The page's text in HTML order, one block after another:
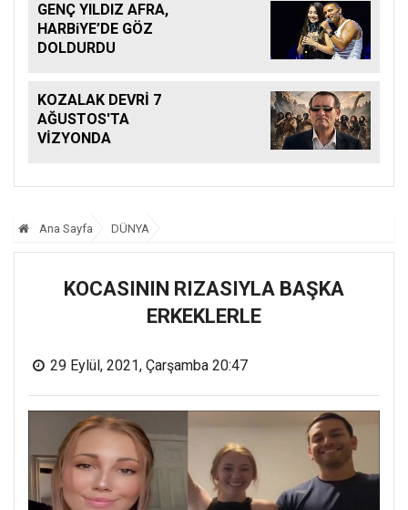
GENÇ YILDIZ AFRA,
HARBiYE’DE GÖZ
DOLDURDU
KOZALAK DEVRİ 7
AĞUSTOS'TA
VİZYONDA
Ana Sayfa DÜNYA
KOCASININ RIZASIYLA BAŞKA
ERKEKLERLE
29 Eylül, 2021, Çarşamba 20:47